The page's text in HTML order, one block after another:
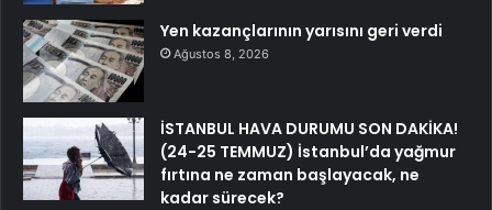
Yen kazançlarının yarısını geri verdi
Ağustos 8, 2026
İSTANBUL HAVA DURUMU SON DAKİKA!
(24-25 TEMMUZ) İstanbul’da yağmur
fırtına ne zaman başlayacak, ne
kadar sürecek?